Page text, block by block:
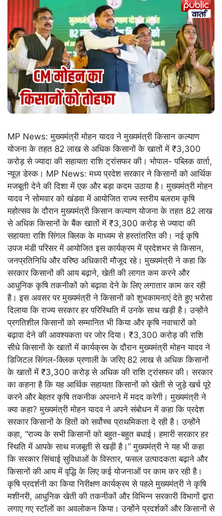
MP News: मुख्यमंत्री मोहन यादव ने मुख्यमंत्री किसान कल्याण
योजना के तहत 82 लाख से अधिक किसानों के खातों में ₹3,300
करोड़ से ज्यादा की सहायता राशि ट्रांसफर की। भोपाल- पब्लिक वार्ता,
न्यूज़ डेस्क। MP News: मध्य प्रदेश सरकार ने किसानों को आर्थिक
मजबूती देने की दिशा में एक और बड़ा कदम उठाया है। मुख्यमंत्री मोहन
यादव ने सोमवार को खंडवा में आयोजित राज्य स्तरीय बलराम कृषि
महोत्सव के दौरान मुख्यमंत्री किसान कल्याण योजना के तहत 82 लाख
से अधिक किसानों के बैंक खातों में ₹3,300 करोड़ से ज्यादा की
सहायता राशि सिंगल क्लिक के माध्यम से हस्तांतरित की। नई कृषि
उपज मंडी परिसर में आयोजित इस कार्यक्रम में प्रदेशभर से किसान,
जनप्रतिनिधि और वरिष्ठ अधिकारी मौजूद रहे। मुख्यमंत्री ने कहा कि
सरकार किसानों की आय बढ़ाने, खेती की लागत कम करने और
आधुनिक कृषि तकनीकों को बढ़ावा देने के लिए लगातार काम कर रही
है। इस अवसर पर मुख्यमंत्री ने किसानों को शुभकामनाएं देते हुए भरोसा
दिलाया कि राज्य सरकार हर परिस्थिति में उनके साथ खड़ी है। उन्होंने
प्रगतिशील किसानों को सम्मानित भी किया और कृषि नवाचारों को
बढ़ावा देने की आवश्यकता पर जोर दिया। ₹3,300 करोड़ की राशि
सीधे किसानों के खातों में कार्यक्रम के दौरान मुख्यमंत्री मोहन यादव ने
डिजिटल सिंगल-क्लिक प्रणाली के जरिए 82 लाख से अधिक किसानों
के खातों में ₹3,300 करोड़ से अधिक की राशि ट्रांसफर की। सरकार
का कहना है कि यह आर्थिक सहायता किसानों को खेती से जुड़े खर्च पूरे
करने और बेहतर कृषि तकनीक अपनाने में मदद करेगी। मुख्यमंत्री ने
क्या कहा? मुख्यमंत्री मोहन यादव ने अपने संबोधन में कहा कि प्रदेश
सरकार किसानों के हितों को सर्वोच्च प्राथमिकता दे रही है। उन्होंने
कहा, “राज्य के सभी किसानों को बहुत-बहुत बधाई। हमारी सरकार हर
स्थिति में आपके साथ मजबूती से खड़ी है।” मुख्यमंत्री ने यह भी कहा
कि सरकार सिंचाई सुविधाओं के विस्तार, फसल उत्पादकता बढ़ाने और
किसानों की आय में वृद्धि के लिए कई योजनाओं पर काम कर रही है।
कृषि प्रदर्शनी का किया निरीक्षण कार्यक्रम से पहले मुख्यमंत्री ने कृषि
मशीनरी, आधुनिक खेती की तकनीकों और विभिन्न सरकारी विभागों द्वारा
लगाए गए स्टॉलों का अवलोकन किया। उन्होंने प्रदर्शकों और किसानों से